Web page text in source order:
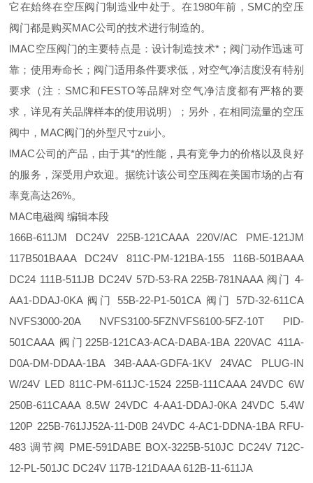
它在始终在空压阀门制造业中处于。在1980年前，SMC的空压
阀门都是购买MAC公司的技术进行制造的。
lMAC空压阀门的主要特点是：设计制造技术*；阀门动作迅速可
靠；使用寿命长；阀门适用条件要求低，对空气净洁度没有特别
要求（注：SMC和FESTO等品牌对空气净洁度都有严格的要
求，详见有关品牌样本的使用说明）；另外，在相同流量的空压
阀中，MAC阀门的外型尺寸zui小。
lMAC公司的产品，由于其*的性能，具有竞争力的价格以及良好
的服务，深受用户欢迎。据统计该公司空压阀在美国市场的占有
率竟高达26%。
MAC电磁阀 编辑本段
166B-611JM DC24V 225B-121CAAA 220V/AC PME-121JM
117B501BAAA DC24V 811C-PM-121BA-155 116B-501BAAA
DC24 111B-511JB DC24V 57D-53-RA 225B-781NAAA 阀门 4-
AA1-DDAJ-0KA 阀门 55B-22-P1-501CA 阀门 57D-32-611CA
NVFS3000-20A NVFS3100-5FZNVFS6100-5FZ-10T PID-
501CAAA 阀门225B-121CA3-ACA-DABA-1BA 220VAC 411A-
D0A-DM-DDAA-1BA 34B-AAA-GDFA-1KV 24VAC PLUG-IN
W/24V LED 811C-PM-611JC-1524 225B-111CAAA 24VDC 6W
250B-611CAAA 8.5W 24VDC 4-AA1-DDAJ-0KA 24VDC 5.4W
120P 225B-761JJ52A-11-D0B 24VDC 4-AC1-DDNA-1BA RFU-
483 调节阀 PME-591DABE BOX-3225B-510JC DC24V 712C-
12-PL-501JC DC24V 117B-121DAAA 612B-11-611JA